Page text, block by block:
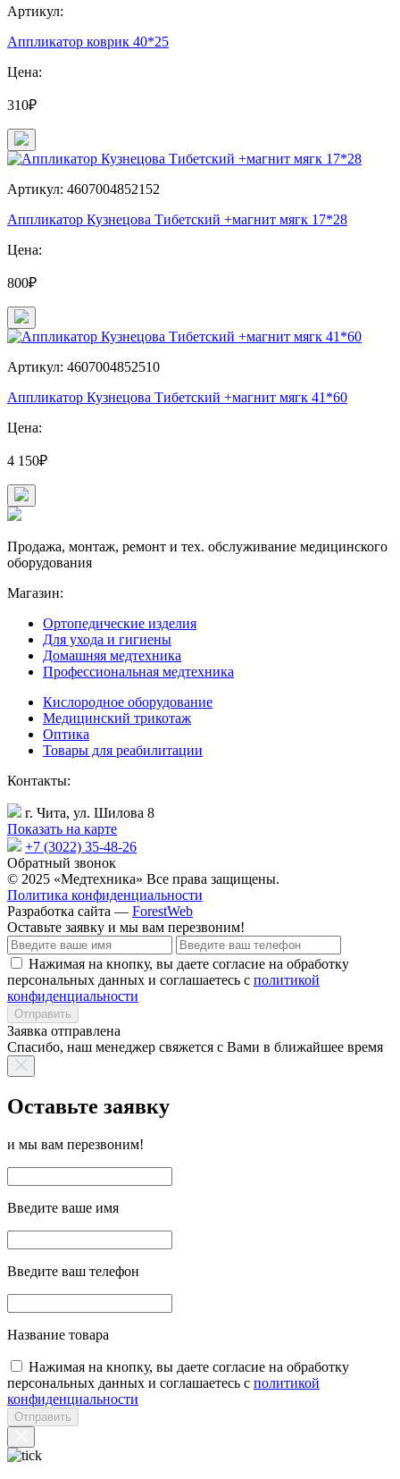
Артикул:
Аппликатор коврик 40*25
Цена:
310₽
Артикул: 4607004852152
Аппликатор Кузнецова Тибетский +магнит мягк 17*28
Цена:
800₽
Артикул: 4607004852510
Аппликатор Кузнецова Тибетский +магнит мягк 41*60
Цена:
4 150₽
Продажа, монтаж, ремонт и тех. обслуживание медицинского
оборудования
Магазин:
Ортопедические изделия
Для ухода и гигиены
Домашняя медтехника
Профессиональная медтехника
Кислородное оборудование
Медицинский трикотаж
Оптика
Товары для реабилитации
Контакты:
г. Чита, ул. Шилова 8
Показать на карте
+7 (3022) 35-48-26
Обратный звонок
© 2025 «Медтехника» Все права защищены.
Политика конфиденциальности
Разработка сайта — ForestWeb
Оставьте заявку и мы вам перезвоним!
Нажимая на кнопку, вы даете согласие на обработку
персональных данных и соглашаетесь с политикой
конфиденциальности
Отправить
Заявка отправлена
Спасибо, наш менеджер свяжется с Вами в ближайшее время
Оставьте заявку
и мы вам перезвоним!
Введите ваше имя
Введите ваш телефон
Название товара
Нажимая на кнопку, вы даете согласие на обработку
персональных данных и соглашаетесь с политикой
конфиденциальности
Отправить